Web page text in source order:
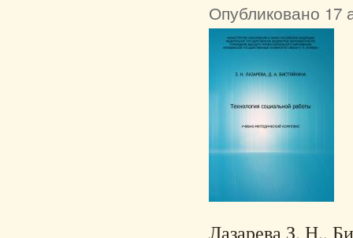
Опубликовано 17
Лазарева З. Н.,